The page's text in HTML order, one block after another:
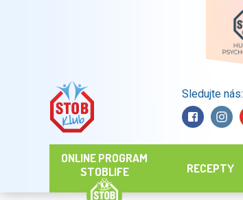
Sledujte nás:
ONLINE PROGRAM
STOBLIFE
RECEPTY